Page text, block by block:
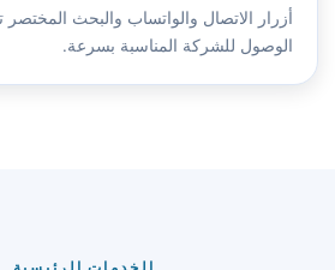
أزرار الاتصال والواتساب والبحث
الوصول للشركة المناسبة بسرعة.